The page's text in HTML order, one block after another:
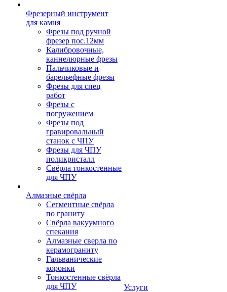
Фрезерный инструмент
для камня
Фрезы под ручной
фрезер пос.12мм
Калибровочные,
каннелюрные фрезы
Пальчиковые и
барельефные фрезы
Фрезы для спец
работ
Фрезы с
погружением
Фрезы под
гравировальный
станок с ЧПУ
Фрезы для ЧПУ
поликристалл
Свёрла тонкостенные
для ЧПУ
Алмазные свёрла
Сегментные свёрла
по граниту
Свёрла вакуумного
спекания
Алмазные сверла по
керамограниту
Гальванические
коронки
Тонкостенные свёрла
для ЧПУ
Услуги